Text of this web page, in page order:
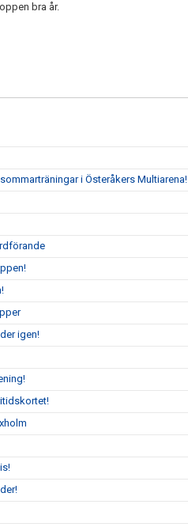
bra år.
i Österåkers Multiarena!
igen!